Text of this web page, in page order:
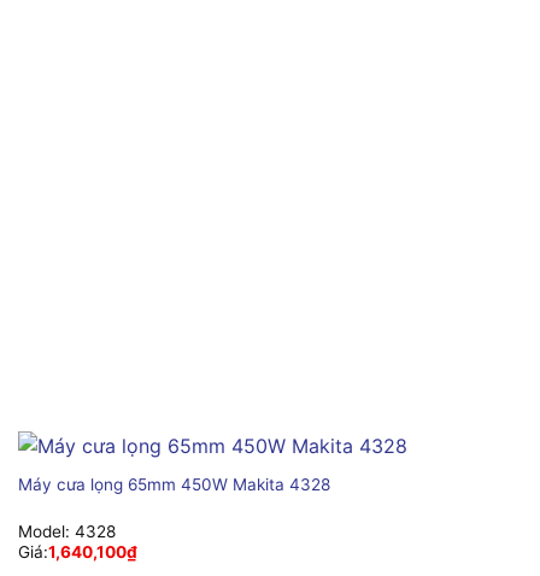
Máy cưa lọng 65mm 450W Makita 4328
Model: 4328
Giá:1,640,100₫